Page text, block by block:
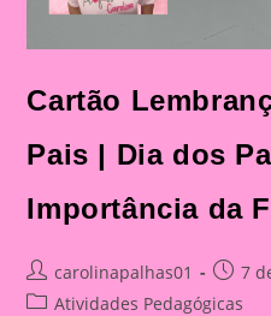
Cartão
Pais | Dia dos
Importância da
Post
author:
carolinapalhas01
Post7
PostAtividades Pedagógicas